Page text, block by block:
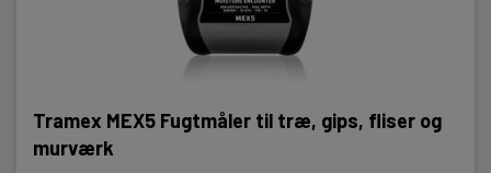
Tramex MEX5 Fugtmåler til træ, gips, fliser og
murværk